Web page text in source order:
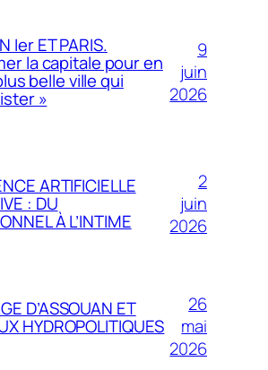
Ier ET PARIS.
la capitale pour en
belle ville qui
»
9
juin
2026
ARTIFICIELLE
: DU
À L’INTIME
2
juin
2026
D’ASSOUAN ET
HYDROPOLITIQUES
26
mai
2026